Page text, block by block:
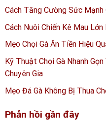
Cách Tăng Cường Sức Mạnh
Cách Nuôi Chiến Kê Mau
Mẹo Chọi Gà Ăn Tiền Hiệu
Kỹ Thuật Chọi Gà Nhanh
Chuyên Gia
Mẹo Đá Gà Không Bị Thua
Phản hồi gần đây